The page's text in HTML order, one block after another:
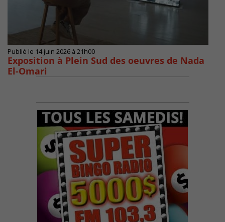
Publié le 14 juin 2026 à 21h00
Exposition à Plein Sud des oeuvres de Nada
El-Omari